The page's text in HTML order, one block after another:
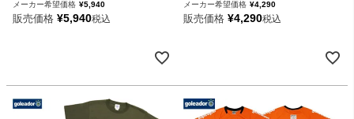
メーカー希望価格 ¥5,940
販売価格 ¥5,940税込
メーカー希望価格 ¥4,290
販売価格 ¥4,290税込